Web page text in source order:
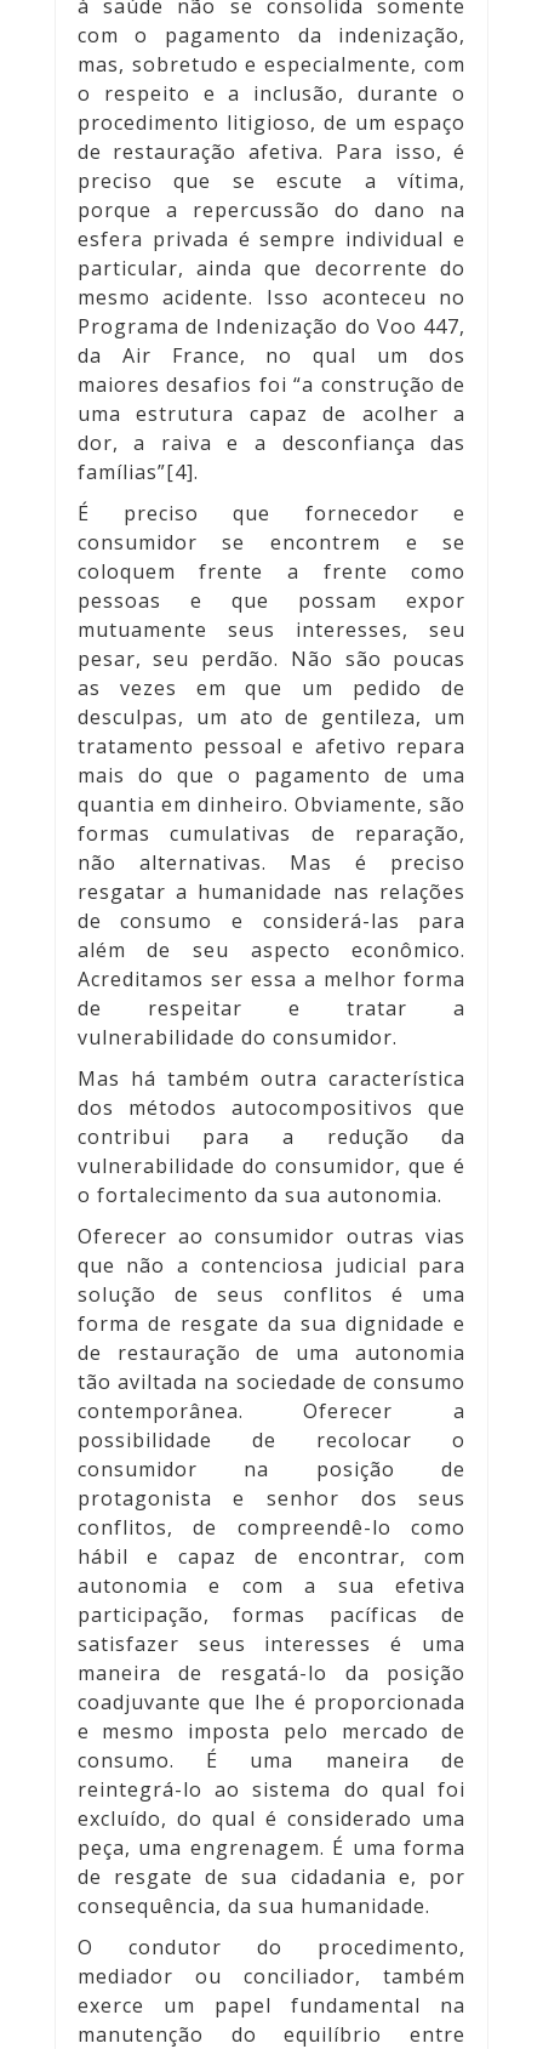
à saúde não se consolida somente
com o pagamento da indenização,
mas, sobretudo e especialmente, com
o respeito e a inclusão, durante o
procedimento litigioso, de um espaço
de restauração afetiva. Para isso, é
preciso que se escute a vítima,
porque a repercussão do dano na
esfera privada é sempre individual e
particular, ainda que decorrente do
mesmo acidente. Isso aconteceu no
Programa de Indenização do Voo 447,
da Air France, no qual um dos
maiores desafios foi “a construção de
uma estrutura capaz de acolher a
dor, a raiva e a desconfiança das
famílias”[4].
É preciso que fornecedor e
consumidor se encontrem e se
coloquem frente a frente como
pessoas e que possam expor
mutuamente seus interesses, seu
pesar, seu perdão. Não são poucas
as vezes em que um pedido de
desculpas, um ato de gentileza, um
tratamento pessoal e afetivo repara
mais do que o pagamento de uma
quantia em dinheiro. Obviamente, são
formas cumulativas de reparação,
não alternativas. Mas é preciso
resgatar a humanidade nas relações
de consumo e considerá-las para
além de seu aspecto econômico.
Acreditamos ser essa a melhor forma
de respeitar e tratar a
vulnerabilidade do consumidor.
Mas há também outra característica
dos métodos autocompositivos que
contribui para a redução da
vulnerabilidade do consumidor, que é
o fortalecimento da sua autonomia.
Oferecer ao consumidor outras vias
que não a contenciosa judicial para
solução de seus conflitos é uma
forma de resgate da sua dignidade e
de restauração de uma autonomia
tão aviltada na sociedade de consumo
contemporânea. Oferecer a
possibilidade de recolocar o
consumidor na posição de
protagonista e senhor dos seus
conflitos, de compreendê-lo como
hábil e capaz de encontrar, com
autonomia e com a sua efetiva
participação, formas pacíficas de
satisfazer seus interesses é uma
maneira de resgatá-lo da posição
coadjuvante que lhe é proporcionada
e mesmo imposta pelo mercado de
consumo. É uma maneira de
reintegrá-lo ao sistema do qual foi
excluído, do qual é considerado uma
peça, uma engrenagem. É uma forma
de resgate de sua cidadania e, por
consequência, da sua humanidade.
O condutor do procedimento,
mediador ou conciliador, também
exerce um papel fundamental na
manutenção do equilíbrio entre